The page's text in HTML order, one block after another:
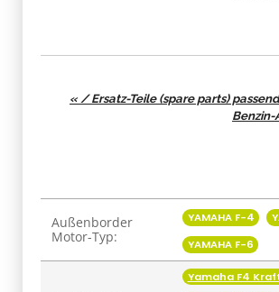
« / Ersatz-Teile (spare parts)
Benzin-
Produkteigenschaft
Wert
Außenborder
Motor-Typ:
YAMAHA F-4
YAMAHA F-6
Yamaha F4